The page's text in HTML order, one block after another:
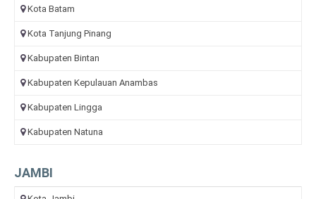
Kota Batam
Kota Tanjung Pinang
Kabupaten Bintan
Kabupaten Kepulauan Anambas
Kabupaten Lingga
Kabupaten Natuna
JAMBI